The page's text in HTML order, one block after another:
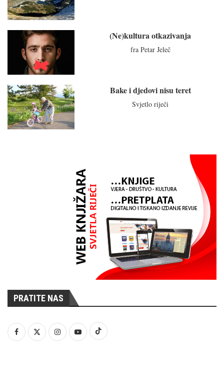
(Ne)kultura otkazivanja
fra Petar Jeleč
Bake i djedovi nisu teret
Svjetlo riječi
PRATITE NAS